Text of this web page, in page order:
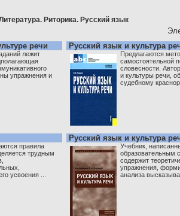
Риторика. Русский язык
речи
лежит
упражнения и
Русский язык и культура
Предлагаются
самостоятельной
словесности.
и культуры речи,
судебному
правила
трудным
усвоения ...
Русский язык и культура
Учебник,
образовательным
содержит
упражнения,
анализа